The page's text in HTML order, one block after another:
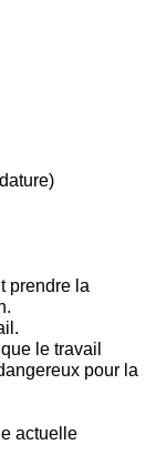
prendre la
le travail
pour la
actuelle